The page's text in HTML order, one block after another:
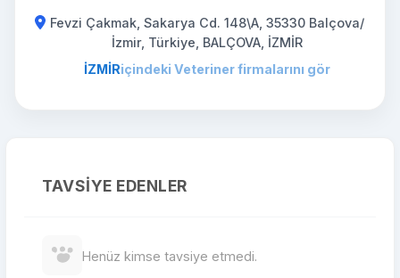
Fevzi Çakmak, Sakarya Cd. 148\A, 35330 Balçova/
İzmir, Türkiye, BALÇOVA, İZMİR
İZMİRiçindeki Veteriner firmalarını gör
TAVSIYE EDENLER
Henüz kimse tavsiye etmedi.